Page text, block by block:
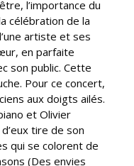
l’importance du
célébration de la
artiste et ses
en parfaite
son public. Cette
Pour ce concert,
aux doigts ailés.
et Olivier
tire de son
qui se colorent de
(Des envies